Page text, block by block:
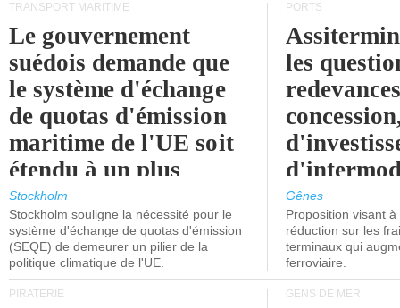
TRANSPORT MARITIME
Le gouvernement
suédois demande que
le système d'échange
de quotas d'émission
maritime de l'UE soit
étendu à un plus
grand nombre de
navires.
Stockholm
Stockholm souligne la nécessité pour le
système d'échange de quotas d'émission
(SEQE) de demeurer un pilier de la
politique climatique de l'UE.
PORTS
les
l'attention
politiciens.
Gênes
Proposition visant
réduction sur les
terminaux qui
ferroviaire.
PIRATERIE GENS DE MER